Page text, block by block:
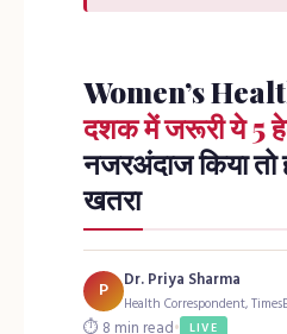
Women’s
दशक में जरूरी ये 5
नजरअंदाज किया तो
खतरा
P Dr. Priya Sharma
Health Correspondent,
⏱ 8 min read• LIVE